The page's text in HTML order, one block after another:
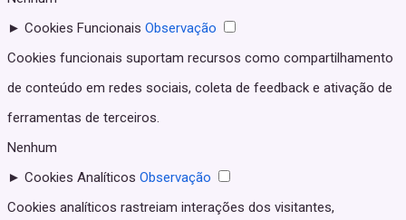
► Cookies Funcionais Observação
Cookies funcionais suportam recursos como compartilhamento
de conteúdo em redes sociais, coleta de feedback e ativação de
ferramentas de terceiros.
Nenhum
► Cookies Analíticos Observação
Cookies analíticos rastreiam interações dos visitantes,